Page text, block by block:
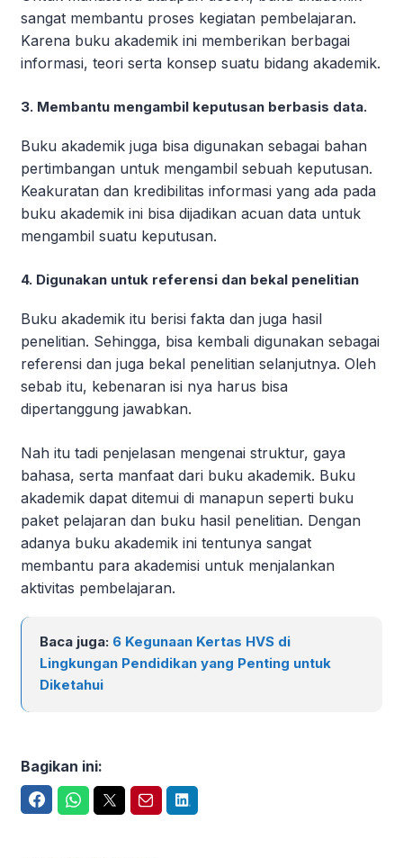
sangat membantu proses kegiatan pembelajaran.
Karena buku akademik ini memberikan berbagai
informasi, teori serta konsep suatu bidang akademik.
3. Membantu mengambil keputusan berbasis data.
Buku akademik juga bisa digunakan sebagai bahan
pertimbangan untuk mengambil sebuah keputusan.
Keakuratan dan kredibilitas informasi yang ada pada
buku akademik ini bisa dijadikan acuan data untuk
mengambil suatu keputusan.
4. Digunakan untuk referensi dan bekal penelitian
Buku akademik itu berisi fakta dan juga hasil
penelitian. Sehingga, bisa kembali digunakan sebagai
referensi dan juga bekal penelitian selanjutnya. Oleh
sebab itu, kebenaran isi nya harus bisa
dipertanggung jawabkan.
Nah itu tadi penjelasan mengenai struktur, gaya
bahasa, serta manfaat dari buku akademik. Buku
akademik dapat ditemui di manapun seperti buku
paket pelajaran dan buku hasil penelitian. Dengan
adanya buku akademik ini tentunya sangat
membantu para akademisi untuk menjalankan
aktivitas pembelajaran.
Baca juga: 6 Kegunaan Kertas HVS di
Lingkungan Pendidikan yang Penting untuk
Diketahui
Bagikan ini: